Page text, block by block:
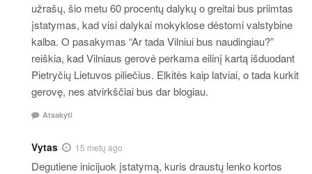
užrašų, šio metu 60 procentų dalykų o greitai bus priimtas
įstatymas, kad visi dalykai mokyklose dėstomi valstybine
kalba. O pasakymas “Ar tada Vilniui bus naudingiau?”
reiškia, kad Vilniaus gerovė perkama eilinį kartą išduodant
Pietryčių Lietuvos piliečius. Elkitės kaip latviai, o tada kurkit
gerovę, nes atvirkščiai bus dar blogiau.
Atsakyti
Vytas 15 metų ago
Degutiene inicijuok įstatymą, kuris draustų lenko kortos